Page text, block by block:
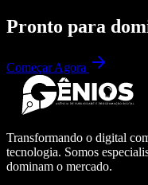
Pronto para
Começar Agora
Transformando o digital
tecnologia. Somos
dominam o mercado.